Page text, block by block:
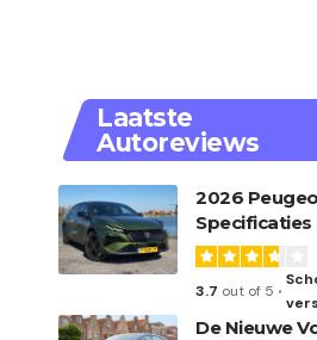
Laatste
Autoreviews
2026
Specificaties
3.7 out of 5
De Nieuwe